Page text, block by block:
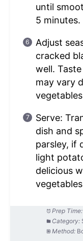
until
5 minutes.
Adjust
cracked
well.
may vary
Serve:
dish and
parsley, if
light
delicious
Prep Time:
Category:
Method: